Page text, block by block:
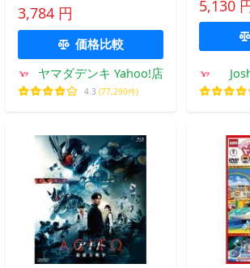
3,784 円
価格比較
ヤマダデンキ Yahoo!店
4.3 (77,290件)
[DVD]【
5,130